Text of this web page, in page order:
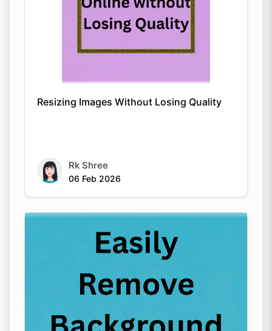
Resizing Images Without Losing Quality
Rk Shree
06 Feb 2026